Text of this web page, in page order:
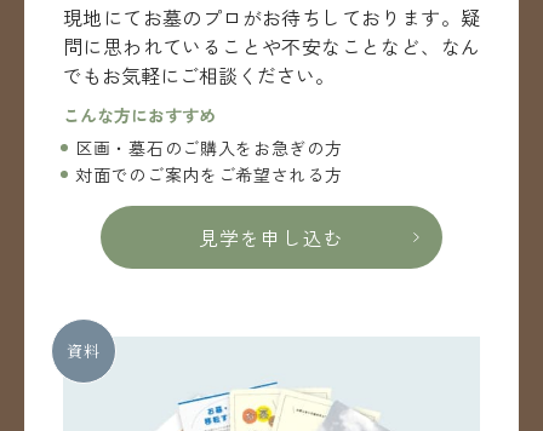
現地にてお墓のプロがお待ちしております。 疑
問に思われていることや不安なことなど、 なん
でもお気軽にご相談ください。
こんな方におすすめ
区画・墓石のご購入をお急ぎの方
対面でのご案内をご希望される方
見学を申し込む
資料